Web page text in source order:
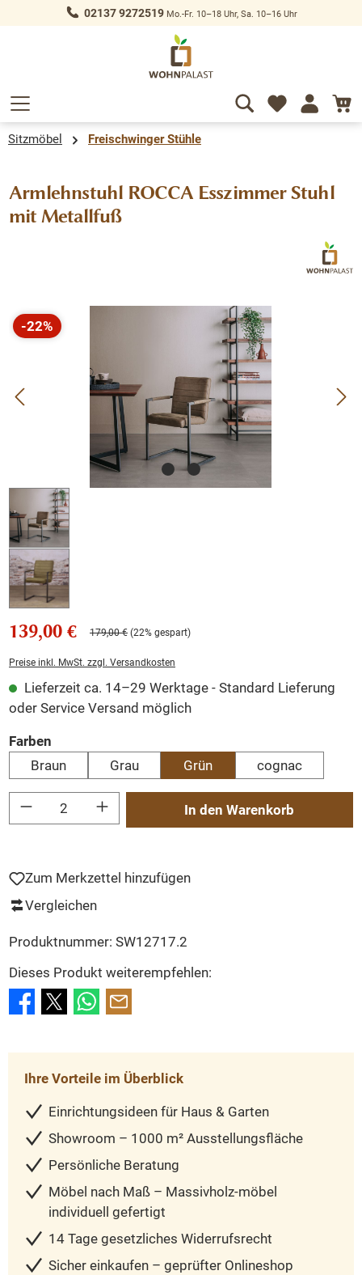
springen 02137 9272519Mo.-Fr. 10–18 Uhr, Sa. 10–16 Uhr
Sitzmöbel Freischwinger Stühle
Armlehnstuhl ROCCA Esszimmer Stuhl
mit Metallfuß
Bildergalerie überspringen
-22%
Rabatt
139,00 € 179,00 € (22% gespart)
Preise inkl. MwSt. zzgl. Versandkosten
Lieferzeit ca. 14–29 Werktage - Standard Lieferung
oder Service Versand möglich
Farben
Braun
Grau Grün cognac
Produkt Anzahl: Gib den gewünschten Wert ein oder benutze die Schaltflächen
In den Warenkorb
Zum Merkzettel hinzufügen
Vergleichen
Produktnummer: SW12717.2
Dieses Produkt weiterempfehlen:
Ihre Vorteile im Überblick
Einrichtungsideen für Haus & Garten
Showroom – 1000 m² Ausstellungsfläche
Persönliche Beratung
Möbel nach Maß – Massivholz-möbel
individuell gefertigt
14 Tage gesetzliches Widerrufsrecht
Sicher einkaufen – geprüfter Onlineshop